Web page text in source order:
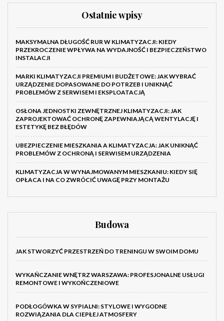
Ostatnie wpisy
MAKSYMALNA DŁUGOŚĆ RUR W KLIMATYZACJI: KIEDY
PRZEKROCZENIE WPŁYWA NA WYDAJNOŚĆ I BEZPIECZEŃSTWO
INSTALACJI
MARKI KLIMATYZACJI PREMIUM I BUDŻETOWE: JAK WYBRAĆ
URZĄDZENIE DOPASOWANE DO POTRZEB I UNIKNĄĆ
PROBLEMÓW Z SERWISEM I EKSPLOATACJĄ
OSŁONA JEDNOSTKI ZEWNĘTRZNEJ KLIMATYZACJI: JAK
ZAPROJEKTOWAĆ OCHRONĘ ZAPEWNIAJĄCĄ WENTYLACJĘ I
ESTETYKĘ BEZ BŁĘDÓW
UBEZPIECZENIE MIESZKANIA A KLIMATYZACJA: JAK UNIKNĄĆ
PROBLEMÓW Z OCHRONĄ I SERWISEM URZĄDZENIA
KLIMATYZACJA W WYNAJMOWANYM MIESZKANIU: KIEDY SIĘ
OPŁACA I NA CO ZWRÓCIĆ UWAGĘ PRZY MONTAŻU
Budowa
JAK STWORZYĆ PRZESTRZEŃ DO TRENINGU W SWOIM DOMU
WYKAŃCZANIE WNĘTRZ WARSZAWA: PROFESJONALNE USŁUGI
REMONTOWE I WYKOŃCZENIOWE
PODŁOGÓWKA W SYPIALNI: STYLOWE I WYGODNE
ROZWIĄZANIA DLA CIEPŁEJ ATMOSFERY